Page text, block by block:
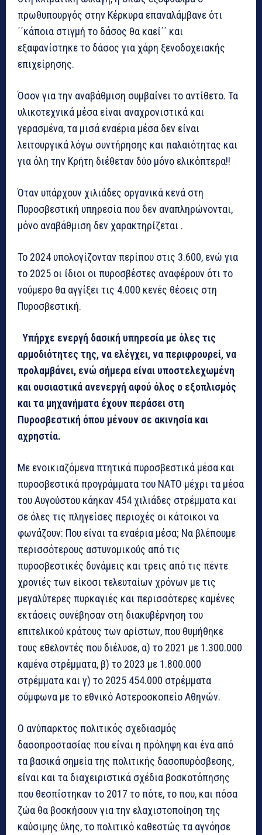
πρωθυπουργός στην Κέρκυρα επαναλάμβανε ότι
΄΄κάποια στιγμή το δάσος θα καεί΄΄ και
εξαφανίστηκε το δάσος για χάρη ξενοδοχειακής
επιχείρησης.
Όσον για την αναβάθμιση συμβαίνει το αντίθετο. Τα
υλικοτεχνικά μέσα είναι αναχρονιστικά και
γερασμένα, τα μισά εναέρια μέσα δεν είναι
λειτουργικά λόγω συντήρησης και παλαιότητας και
για όλη την Κρήτη διέθεταν δύο μόνο ελικόπτερα!!
Όταν υπάρχουν χιλιάδες οργανικά κενά στη
Πυροσβεστική υπηρεσία που δεν αναπληρώνονται,
μόνο αναβάθμιση δεν χαρακτηρίζεται .
Το 2024 υπολογίζονταν περίπου στις 3.600, ενώ για
το 2025 οι ίδιοι οι πυροσβέστες αναφέρουν ότι το
νούμερο θα αγγίξει τις 4.000 κενές θέσεις στη
Πυροσβεστική.
Υπήρχε ενεργή δασική υπηρεσία με όλες τις
αρμοδιότητες της, να ελέγχει, να περιφρουρεί, να
προλαμβάνει, ενώ σήμερα είναι υποστελεχωμένη
και ουσιαστικά ανενεργή αφού όλος ο εξοπλισμός
και τα μηχανήματα έχουν περάσει στη
Πυροσβεστική όπου μένουν σε ακινησία και
αχρηστία.
Με ενοικιαζόμενα πτητικά πυροσβεστικά μέσα και
πυροσβεστικά προγράμματα του ΝΑΤΟ μέχρι τα μέσα
του Αυγούστου κάηκαν 454 χιλιάδες στρέμματα και
σε όλες τις πληγείσες περιοχές οι κάτοικοι να
φωνάζουν: Που είναι τα εναέρια μέσα; Να βλέπουμε
περισσότερους αστυνομικούς από τις
πυροσβεστικές δυνάμεις και τρεις από τις πέντε
χρονιές των είκοσι τελευταίων χρόνων με τις
μεγαλύτερες πυρκαγιές και περισσότερες καμένες
εκτάσεις συνέβησαν στη διακυβέρνηση του
επιτελικού κράτους των αρίστων, που θυμήθηκε
τους εθελοντές που διέλυσε, α) το 2021 με 1.300.000
καμένα στρέμματα, β) το 2023 με 1.800.000
στρέμματα και γ) το 2025 454.000 στρέμματα
σύμφωνα με το εθνικό Αστεροσκοπείο Αθηνών.
Ο ανύπαρκτος πολιτικός σχεδιασμός
δασοπροστασίας που είναι η πρόληψη και ένα από
τα βασικά σημεία της πολιτικής δασοπυρόσβεσης,
είναι και τα διαχειριστικά σχέδια βοσκοτόπησης
που θεσπίστηκαν το 2017 το πότε, το που, και πόσα
ζώα θα βοσκήσουν για την ελαχιστοποίηση της
καύσιμης ύλης, το πολιτικό καθεστώς τα αγνόησε